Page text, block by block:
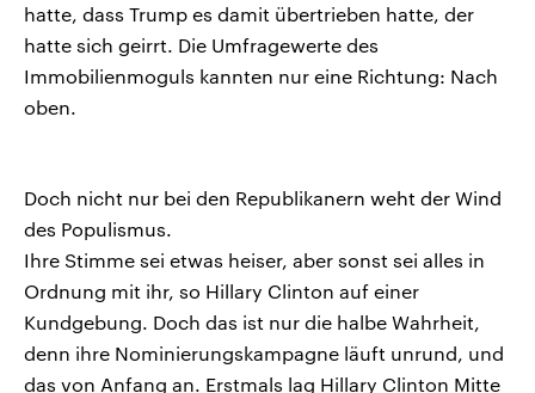
hatte, dass Trump es damit übertrieben hatte, der
hatte sich geirrt. Die Umfragewerte des
Immobilienmoguls kannten nur eine Richtung: Nach
oben.
Doch nicht nur bei den Republikanern weht der Wind
des Populismus.
Ihre Stimme sei etwas heiser, aber sonst sei alles in
Ordnung mit ihr, so Hillary Clinton auf einer
Kundgebung. Doch das ist nur die halbe Wahrheit,
denn ihre Nominierungskampagne läuft unrund, und
das von Anfang an. Erstmals lag Hillary Clinton Mitte